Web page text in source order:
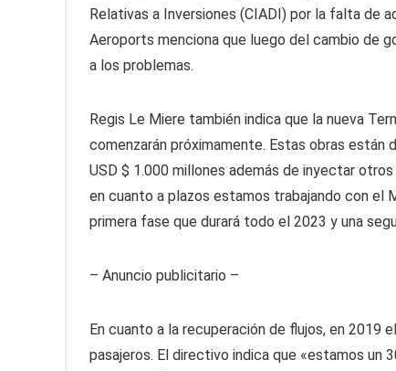
Relativas a Inversiones (CIADI) por la falta de
Aeroports menciona que luego del cambio de
a los problemas.
Regis Le Miere también indica que la nueva
comenzarán próximamente. Estas obras están
USD $ 1.000 millones además de inyectar
en cuanto a plazos estamos trabajando con el
primera fase que durará todo el 2023 y una
– Anuncio publicitario –
En cuanto a la recuperación de flujos, en 2019
pasajeros. El directivo indica que «estamos un